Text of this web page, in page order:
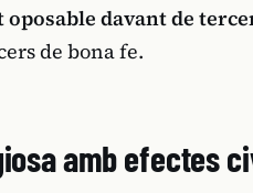
davant de
de bona fe.
amb efectes